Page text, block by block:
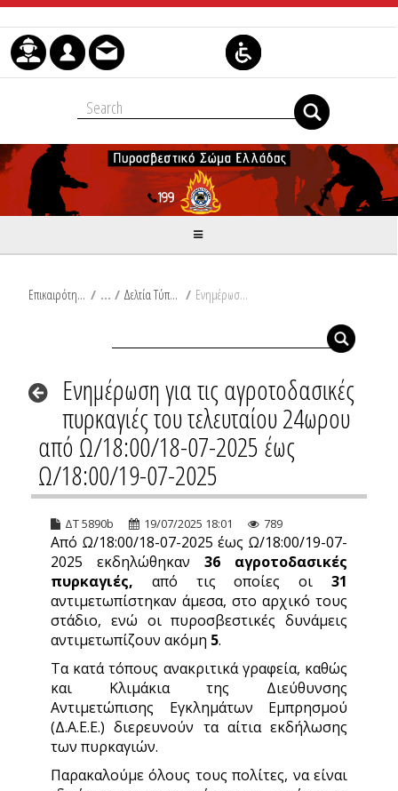
Μετάβαση στο περιεχόμενο
Επικαιρότητα / Δελτία Τύπου / Ενημέρωση για τις αγροτοδασικές πυρκαγιές του τελευταίου 24ωρου από Ω/18:00/18-07-2025 έως Ω/18:00/19-07-2025
Ενημέρωση για τις αγροτοδασικές
πυρκαγιές του τελευταίου 24ωρου
από Ω/18:00/18-07-2025 έως
Ω/18:00/19-07-2025
ΔΤ 5890b 19/07/2025 18:01 789
Από Ω/18:00/18-07-2025 έως Ω/18:00/19-07-
2025 εκδηλώθηκαν 36 αγροτοδασικές
πυρκαγιές, από τις οποίες οι 31
αντιμετωπίστηκαν άμεσα, στο αρχικό τους
στάδιο, ενώ οι πυροσβεστικές δυνάμεις
αντιμετωπίζουν ακόμη 5.
Τα κατά τόπους ανακριτικά γραφεία, καθώς
και Κλιμάκια της Διεύθυνσης
Αντιμετώπισης Εγκλημάτων Εμπρησμού
(Δ.Α.Ε.Ε.) διερευνούν τα αίτια εκδήλωσης
των πυρκαγιών.
Παρακαλούμε όλους τους πολίτες, να είναι